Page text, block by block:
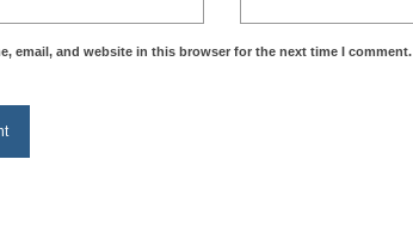
email, and website in this browser for the next time I comment.